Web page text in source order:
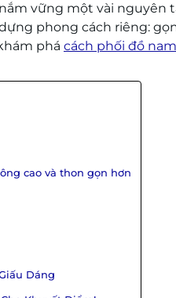
vững một vài nguyên
phong cách riêng:
phá cách phối đồ nam
cao và thon gọn hơn
Dáng